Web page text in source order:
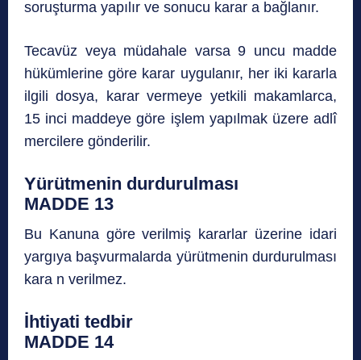
soruşturma yapılır ve sonucu karar a bağlanır.
Tecavüz veya müdahale varsa 9 uncu madde
hükümlerine göre karar uygulanır, her iki kararla
ilgili dosya, karar vermeye yetkili makamlarca,
15 inci maddeye göre işlem yapılmak üzere adlî
mercilere gönderilir.
Yürütmenin durdurulması
MADDE 13
Bu Kanuna göre verilmiş kararlar üzerine idari
yargıya başvurmalarda yürütmenin durdurulması
kara n verilmez.
İhtiyati tedbir
MADDE 14